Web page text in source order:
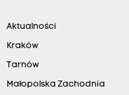
Aktualności
Kraków
Tarnów
Małopolska Zachodnia